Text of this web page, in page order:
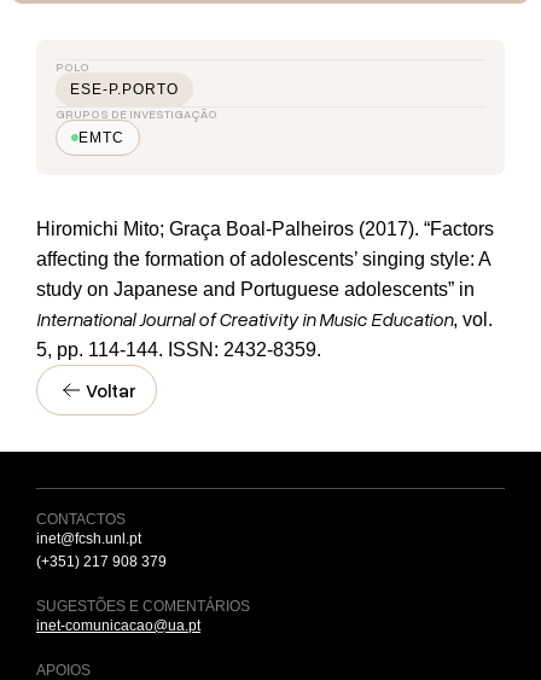
POLO
ESE-P.PORTO
GRUPOS DE INVESTIGAÇÃO
EMTC
Hiromichi Mito; Graça Boal-Palheiros (2017). “Factors
affecting the formation of adolescents’ singing style: A
study on Japanese and Portuguese adolescents” in
International Journal of Creativity in Music Education, vol.
5, pp. 114-144. ISSN: 2432-8359.
Voltar
CONTACTOS
inet@fcsh.unl.pt
(+351) 217 908 379
SUGESTÕES E COMENTÁRIOS
inet-comunicacao@ua.pt
APOIOS